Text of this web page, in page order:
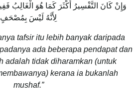
وَإِنْ كَانَ التَّفْسِيرُ أَكْثَرَ كَمَا هُوَ الْغَالِبُ
لِأَنَّهُ لَيْسَ بِمُصْحَفٍ
tafsir itu lebih banyak daripada
ada beberapa pendapat dan
adalah tidak diharamkan (untuk
kerana ia bukanlah
mushaf.”